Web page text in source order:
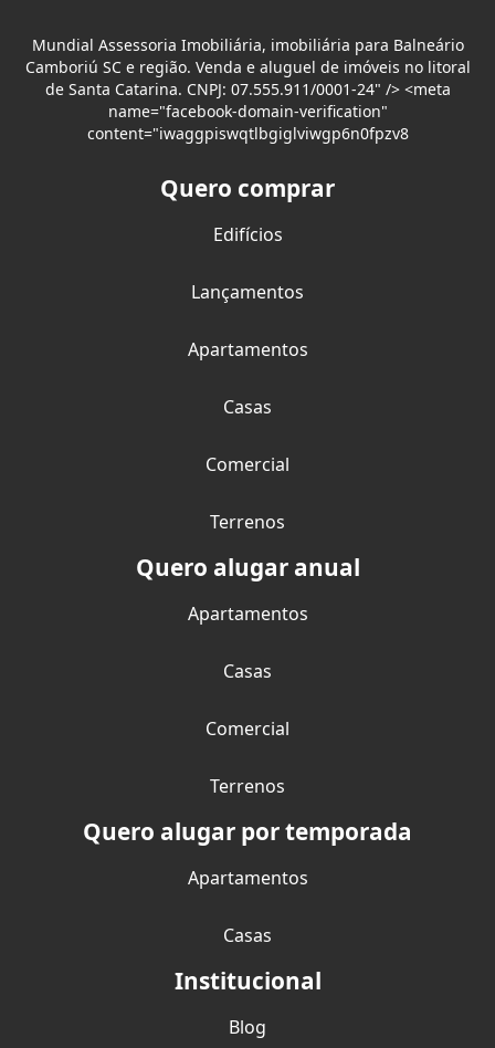
Mundial Assessoria Imobiliária, imobiliária para Balneário
Camboriú SC e região. Venda e aluguel de imóveis no litoral
de Santa Catarina. CNPJ: 07.555.911/0001-24" /> <meta
name="facebook-domain-verification"
content="iwaggpiswqtlbgiglviwgp6n0fpzv8
Quero comprar
Edifícios
Lançamentos
Apartamentos
Casas
Comercial
Terrenos
Quero alugar anual
Apartamentos
Casas
Comercial
Terrenos
Quero alugar por temporada
Apartamentos
Casas
Institucional
Blog